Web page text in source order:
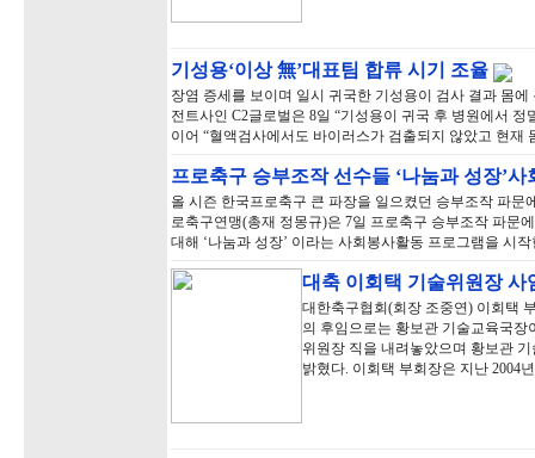
기성용‘이상 無’대표팀 합류 시기 조율
장염 증세를 보이며 일시 귀국한 기성용이 검사 결과 몸
전트사인 C2글로벌은 8일 “기성용이 귀국 후 병원에서
이어 “혈액검사에서도 바이러스가 검출되지 않았고 현
프로축구 승부조작 선수들 ‘나눔과 성장’
올 시즌 한국프로축구 큰 파장을 일으켰던 승부조작 파
로축구연맹(총재 정몽규)은 7일 프로축구 승부조작 파문
대해 ‘나눔과 성장’ 이라는 사회봉사활동 프로그램을 시
대축 이회택 기술위원장 사
대한축구협회(회장 조중연) 이회택
의 후임으로는 황보관 기술교육국장
위원장 직을 내려놓았으며 황보관
밝혔다. 이회택 부회장은 지난 2004